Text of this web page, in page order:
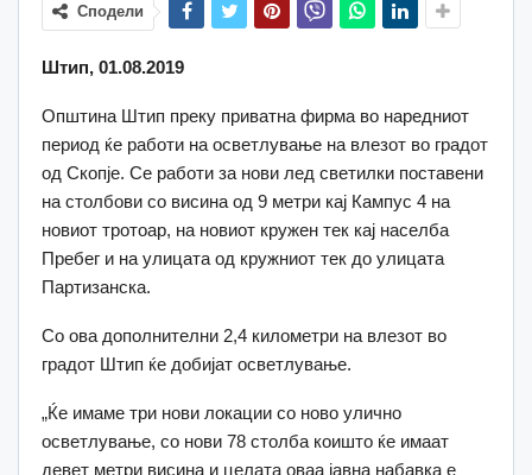
Сподели
Штип, 01.08.2019
Општина Штип преку приватна фирма во наредниот
период ќе работи на осветлување на влезот во градот
од Скопје. Се работи за нови лед светилки поставени
на столбови со висина од 9 метри кај Кампус 4 на
новиот тротоар, на новиот кружен тек кај населба
Пребег и на улицата од кружниот тек до улицата
Партизанска.
Со ова дополнителни 2,4 километри на влезот во
градот Штип ќе добијат осветлување.
„Ќе имаме три нови локации со ново улично
осветлување, со нови 78 столба коишто ќе имаат
девет метри висина и целата оваа јавна набавка е